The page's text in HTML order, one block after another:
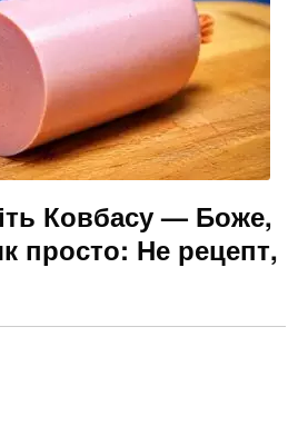
Ковбасу — Боже,
просто: Не рецепт,